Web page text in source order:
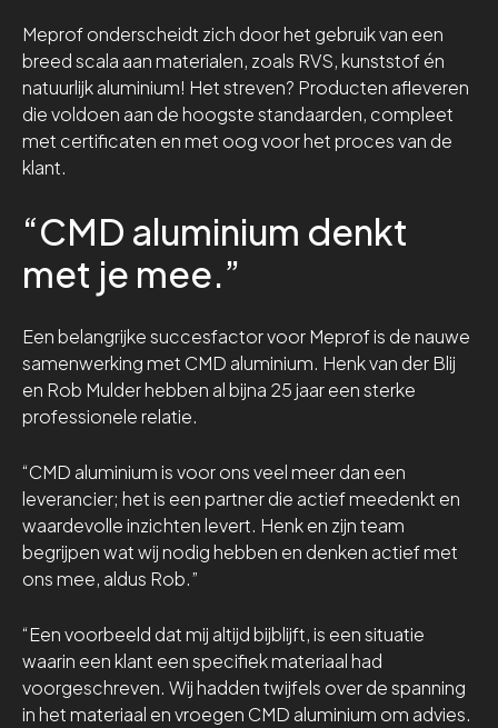
Meprof onderscheidt zich door het gebruik van een
breed scala aan materialen, zoals RVS, kunststof én
natuurlijk aluminium! Het streven? Producten afleveren
die voldoen aan de hoogste standaarden, compleet
met certificaten en met oog voor het proces van de
klant.
“CMD aluminium denkt
met je mee.”
Een belangrijke succesfactor voor Meprof is de nauwe
samenwerking met CMD aluminium. Henk van der Blij
en Rob Mulder hebben al bijna 25 jaar een sterke
professionele relatie.
“CMD aluminium is voor ons veel meer dan een
leverancier; het is een partner die actief meedenkt en
waardevolle inzichten levert. Henk en zijn team
begrijpen wat wij nodig hebben en denken actief met
ons mee, aldus Rob.”
“Een voorbeeld dat mij altijd bijblijft, is een situatie
waarin een klant een specifiek materiaal had
voorgeschreven. Wij hadden twijfels over de spanning
in het materiaal en vroegen CMD aluminium om advies.